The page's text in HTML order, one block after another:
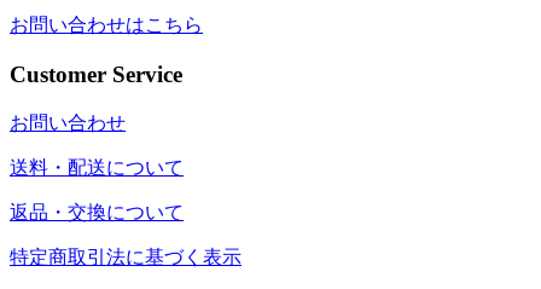
お問い合わせはこちら
Customer Service
お問い合わせ
送料・配送について
返品・交換について
特定商取引法に基づく表示